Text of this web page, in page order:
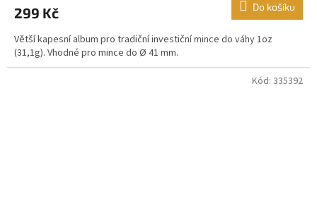
je
z
5
hvězdiček.
299 Kč Do košíku
Větší kapesní album pro tradiční investiční mince do váhy 1oz
(31,1g). Vhodné pro mince do Ø 41 mm.
Kód: 335392